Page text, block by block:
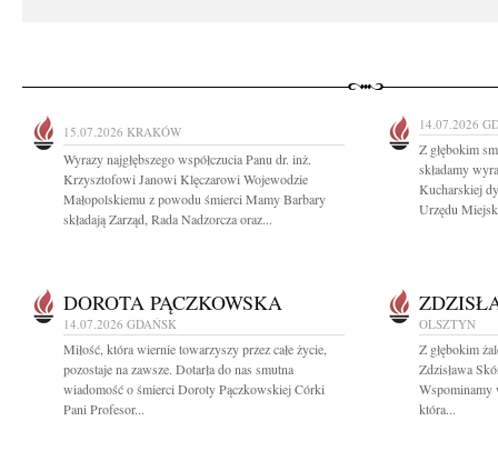
15.07.2026 KRAKÓW
Wyrazy najgłębszego współczucia Panu dr. inż.
Krzysztofowi Janowi Klęczarowi Wojewodzie
Małopolskiemu z powodu śmierci Mamy Barbary
składają Zarząd, Rada Nadzorcza oraz...
14.07.2026
Z głębokim
składamy
Kucharskiej
Urzędu
DOROTA PĄCZKOWSKA
14.07.2026 GDAŃSK
Miłość, która wiernie towarzyszy przez całe życie,
pozostaje na zawsze. Dotarła do nas smutna
wiadomość o śmierci Doroty Pączkowskiej Córki
Pani Profesor...
OLSZTYN
Z głębokim
Zdzisława
Wspominamy
która...